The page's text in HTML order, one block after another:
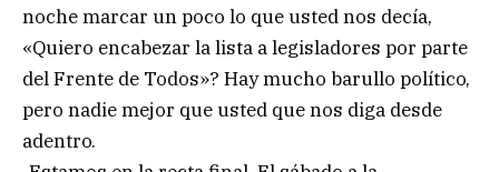
noche marcar un poco lo que usted nos decía,
«Quiero encabezar la lista a legisladores por parte
del Frente de Todos»? Hay mucho barullo político,
pero nadie mejor que usted que nos diga desde
adentro.